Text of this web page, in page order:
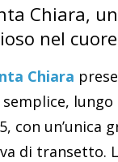
Chiara,
nel
Chiara
lungo
con un’unica
di transetto.